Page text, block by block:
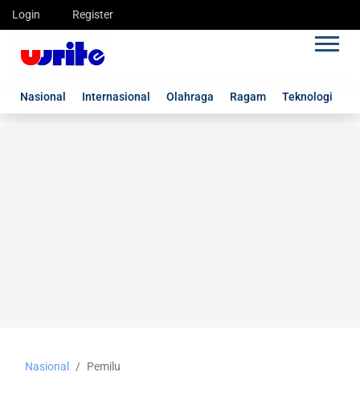
Login Register
Nasional Internasional Olahraga Ragam Teknologi
Nasional Pemilu